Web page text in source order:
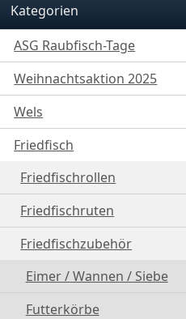
Kategorien
ASG Raubfisch-Tage
Weihnachtsaktion 2025
Wels
Friedfisch
Friedfischrollen
Friedfischruten
Friedfischzubehör
Eimer / Wannen / Siebe
Futterkörbe